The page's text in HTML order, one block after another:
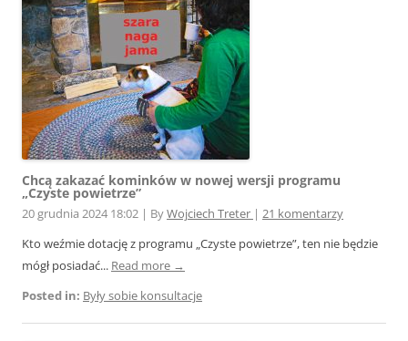
Chcą zakazać kominków w nowej wersji programu
„Czyste powietrze”
20 grudnia 2024 18:02 | ByWojciech Treter | 21 komentarzy
Kto weźmie dotację z programu „Czyste powietrze”, ten nie będzie
mógł posiadać... Read more →
Posted in: Były sobie konsultacje